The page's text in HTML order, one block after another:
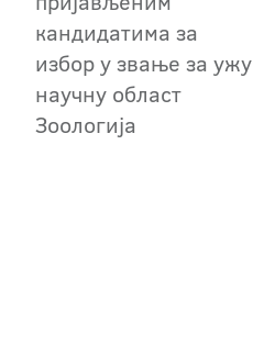
кандидатима за
избор у звање за ужу
научну област
Зоологија